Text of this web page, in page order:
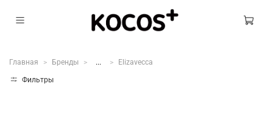
Главная Бренды ... Elizavecca
Фильтры